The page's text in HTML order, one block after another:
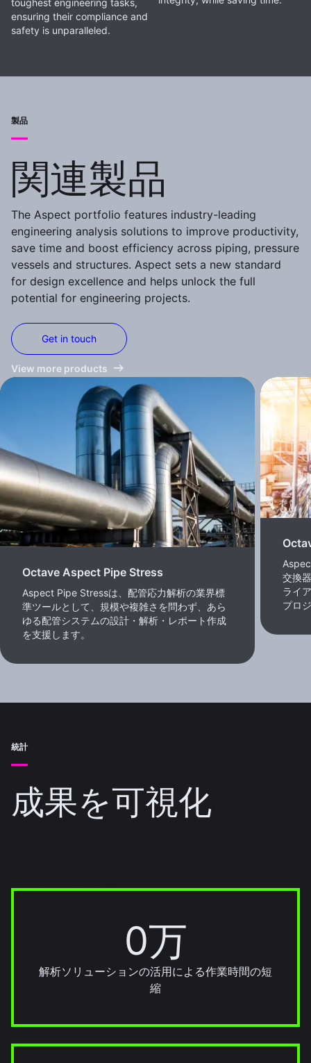
toughest engineering tasks,
ensuring their compliance and
safety is unparalleled.
製品
関連製品
The Aspect portfolio features industry-leading
engineering analysis solutions to improve productivity,
save time and boost efficiency across piping, pressure
vessels and structures. Aspect sets a new standard
for design excellence and helps unlock the full
potential for engineering projects.
Get in touch
View more products
Octave Aspect Pipe Stress
Aspect Pipe Stressは、配管応力解析の業界標
準ツールとして、規模や複雑さを問わず、あら
ゆる配管システムの設計・解析・レポート作成
を支援します。
交換
ライ
プロ
統計
成果を可視化
0万
10万
解析ソリューションの活用による作業時間の短
縮